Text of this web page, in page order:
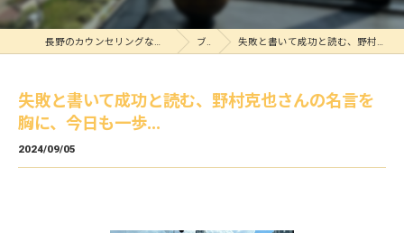
長野のカウンセリングならマサキ鼎カウンセリングルーム ブログ 失敗と書いて成功と読む、野村克也さんの名言を胸に、今日も一歩...
失敗と書いて成功と読む、野村克也さんの名言を
胸に、今日も一歩...
2024/09/05